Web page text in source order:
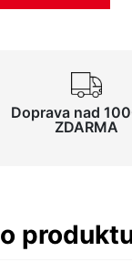
Doprava nad
ZDARMA
o